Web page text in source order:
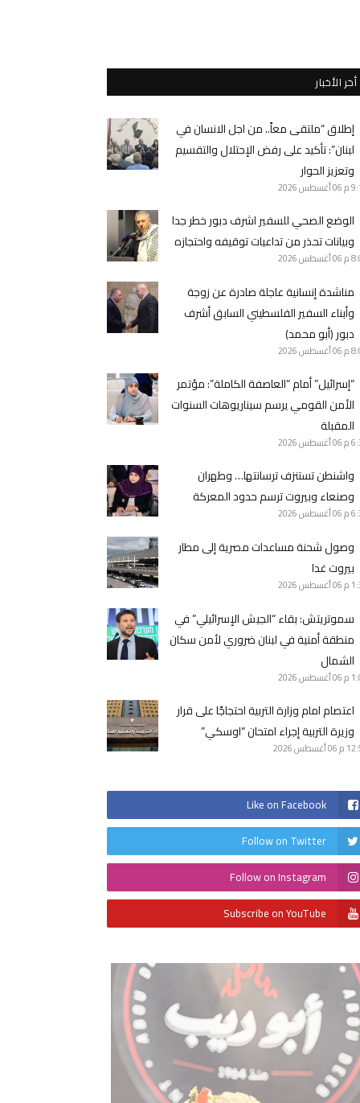
أخر الأخبار
إطلاق “ملتقى معاً.. من اجل الانسان في
لبنان”: تأكيد على رفض الإحتلال والتقسيم
وتعزيز الحوار
م 06 أغسطس 2026
الوضع الصحي للسفير اشرف دبور خطر جدا
وبيانات تحذر من تداعيات توقيفه واحتجازه
م 06 أغسطس 2026
مناشدة إنسانية عاجلة صادرة عن زوجة
وأبناء السفير الفلسطيني السابق أشرف
دبور (أبو محمد)
م 06 أغسطس 2026
“إسرائيل” أمام “العاصفة الكاملة”: مؤتمر
الأمن القومي يرسم سيناريوهات السنوات
المقبلة
م 06 أغسطس 2026
واشنطن تستنزف ترسانتها… وطهران
وصنعاء وبيروت ترسم حدود المعركة
م 06 أغسطس 2026
وصول شحنة مساعدات مصرية إلى مطار
بيروت غدا
م 06 أغسطس 2026
سموتريتش: بقاء “الجيش الإسرائيلي” في
منطقة أمنية في لبنان ضروري لأمن سكان
الشمال
م 06 أغسطس 2026
اعتصام امام وزارة التربية احتجاجًا على قرار
وزيرة التربية إجراء امتحان “اوسكي”
م 06 أغسطس 2026
Like on Facebook
Follow on Twitter
Follow on Instagram
Subscribe on YouTube